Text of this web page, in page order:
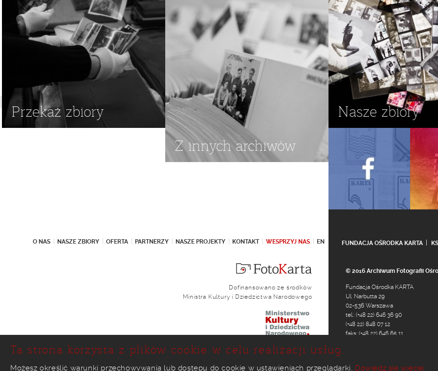
NIEZALEŻNE MANIFESTACJE ,NIEZALEŻNE DEMONSTRACJE PRZEMARSZE
Przekaż zbiory
Z innych archiwów
Nasze zbiory
O NAS NASZE ZBIORY OFERTA PARTNERZY NASZE PROJEKTY KONTAKT WESPRZYJ NAS EN FUNDACJA OŚRODKA KARTA
Dofinansowano ze środków
Ministra Kultury i Dziedzictwa Narodowego
© 2016 Archiwum Fotografii
Fundacja Ośrodka KARTA
Ul. Narbutta 29
02-536 Warszawa
tel.: (+48 22) 646 36 90
(+48 22) 848 07 12
faks: (+48 22) 646 65 11
Ta strona korzysta z plików cookie w celu realizacji usług.
Możesz określić warunki przechowywania lub dostępu do cookie w ustawieniach przeglądarki. Dowiedz się więcej